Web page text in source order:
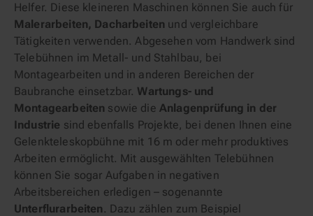
Helfer. Diese kleineren Maschinen können Sie auch für
Malerarbeiten, Dacharbeiten und vergleichbare
Tätigkeiten verwenden. Abgesehen vom Handwerk sind
Telebühnen im Metall- und Stahlbau, bei
Montagearbeiten und in anderen Bereichen der
Baubranche einsetzbar. Wartungs- und
Montagearbeiten sowie die Anlagenprüfung in der
Industrie sind ebenfalls Projekte, bei denen Ihnen eine
Gelenkteleskopbühne mit 16 m oder mehr produktives
Arbeiten ermöglicht. Mit ausgewählten Telebühnen
können Sie sogar Aufgaben in negativen
Arbeitsbereichen erledigen – sogenannte
Unterflurarbeiten. Dazu zählen zum Beispiel